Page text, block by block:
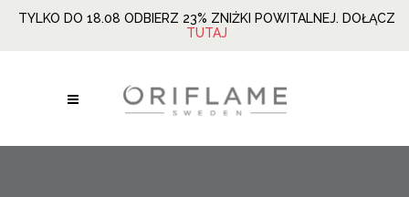
TYLKO DO 18.08 ODBIERZ 23% ZNIŻKI POWITALNEJ. DOŁĄCZ
TUTAJ